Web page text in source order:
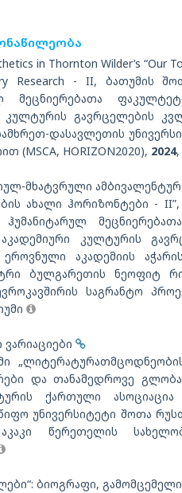
in Thornton Wilder’s “Our
Research - II, ბათუმის
მეცნიერებათა
კულტურის გავრცელების
დასავლეთის
(MSCA, HORIZON2020), 2024
მხატვრული
ახალი ჰორიზონტები -
ჰუმანიტარულ
კულტურის
აკადემიის
ბულგარეთის ნეოფიტ
საგრანტო
და თანამედროვე
ქართული ასოციაცია
უნივერსიტეტი შოთა
წერეთელის
ბიოგრაფი,